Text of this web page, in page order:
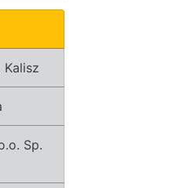
Kalisz
Sp.